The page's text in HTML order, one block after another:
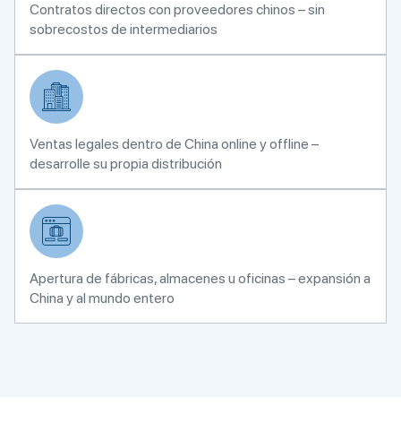
Contratos directos con proveedores chinos – sin
sobrecostos de intermediarios
Ventas legales dentro de China online y offline –
desarrolle su propia distribución
Apertura de fábricas, almacenes u oficinas – expansión a
China y al mundo entero